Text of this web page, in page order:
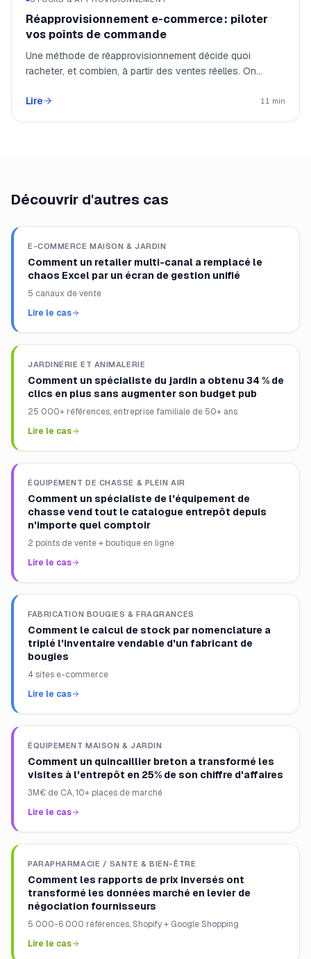
Réapprovisionnement e-commerce : piloter
vos points de commande
Une méthode de réapprovisionnement décide quoi
racheter, et combien, à partir des ventes réelles. On
stock de sécurité, le système propose et l'opérateur
Lire 11 min
Découvrir d'autres cas
E-COMMERCE MAISON & JARDIN
Comment un retailer multi-canal a remplacé le
chaos Excel par un écran de gestion unifié
5 canaux de vente
Lire le cas
JARDINERIE ET ANIMALERIE
Comment un spécialiste du jardin a obtenu 34 % de
clics en plus sans augmenter son budget pub
25 000+ références, entreprise familiale de 50+ ans
Lire le cas
ÉQUIPEMENT DE CHASSE & PLEIN AIR
Comment un spécialiste de l'équipement de
chasse vend tout le catalogue entrepôt depuis
n'importe quel comptoir
2 points de vente + boutique en ligne
Lire le cas
FABRICATION BOUGIES & FRAGRANCES
Comment le calcul de stock par nomenclature a
triplé l'inventaire vendable d'un fabricant de
bougies
4 sites e-commerce
Lire le cas
ÉQUIPEMENT MAISON & JARDIN
Comment un quincaillier breton a transformé les
visites à l'entrepôt en 25% de son chiffre d'affaires
3M€ de CA, 10+ places de marché
Lire le cas
PARAPHARMACIE / SANTE & BIEN-ÊTRE
Comment les rapports de prix inversés ont
transformé les données marché en levier de
négociation fournisseurs
5 000-6 000 références, Shopify + Google Shopping
Lire le cas